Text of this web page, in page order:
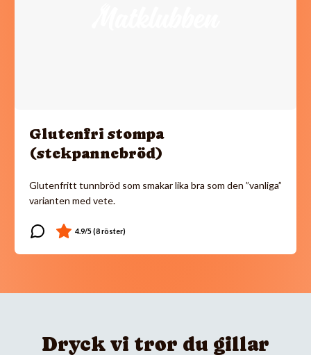
Glutenfri stompa
(stekpannebröd)
Glutenfritt tunnbröd som smakar lika bra som den ”vanliga”
varianten med vete.
Dryck vi tror du gillar